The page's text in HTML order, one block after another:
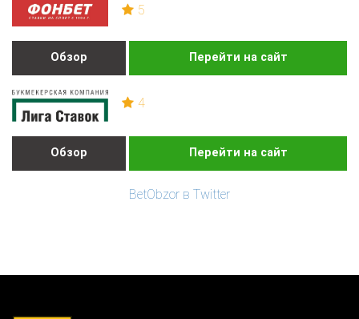
5
Обзор Перейти на сайт
4
Обзор Перейти на сайт
BetObzor в Twitter